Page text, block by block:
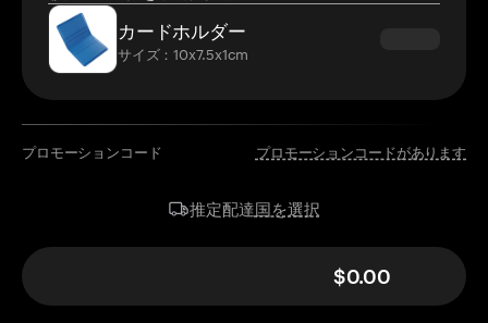
カードホルダー
サイズ：10x7.5x1cm
プロモーションコード プロモーションコードがあります
推定配達国を選択
$0.00